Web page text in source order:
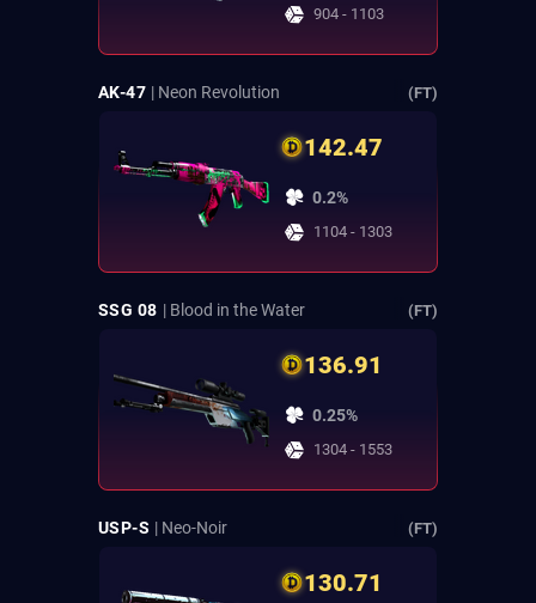
904 - 1103
AK-47 | Neon Revolution (FT)
142.47
0.2%
1104 - 1303
SSG 08 | Blood in the Water (FT)
136.91
0.25%
1304 - 1553
USP-S | Neo-Noir (FT)
130.71